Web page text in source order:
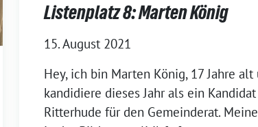
Listenplatz 8: Marten König
15. August 2021
Hey, ich bin Marten König, 17 Jahre alt
kandidiere dieses Jahr als ein
Ritterhude für den Gemeinderat.